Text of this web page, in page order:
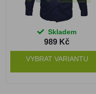
Skladem
989 Kč
VYBRAT VARIANTU